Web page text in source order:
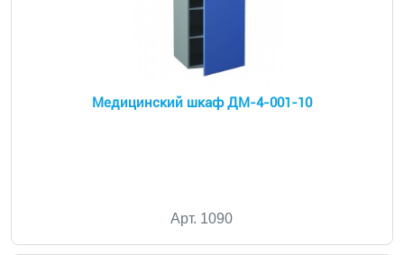
Медицинский шкаф ДМ-4-001-10
Арт. 1090